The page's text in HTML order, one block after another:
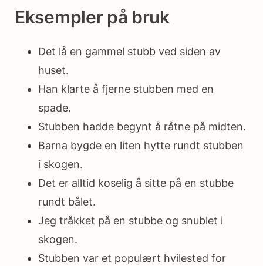
Eksempler på bruk
Det lå en gammel stubb ved siden av
huset.
Han klarte å fjerne stubben med en
spade.
Stubben hadde begynt å råtne på midten.
Barna bygde en liten hytte rundt stubben
i skogen.
Det er alltid koselig å sitte på en stubbe
rundt bålet.
Jeg tråkket på en stubbe og snublet i
skogen.
Stubben var et populært hvilested for